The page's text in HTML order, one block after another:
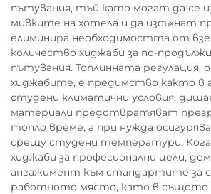
пътувания, тъй като могат да се
мивките на хотела и да изсъхнат
елиминира необходимостта от
количество хиджаби за по-
пътувания. Топлинната регулация,
хиджабите, е предимство както в
студени климатични условия:
материали предотвратяват
топло време, а при нужда
срещу студени температури.
хиджаби за професионални цели,
ангажимент към стандартите за
работното място, като в същото